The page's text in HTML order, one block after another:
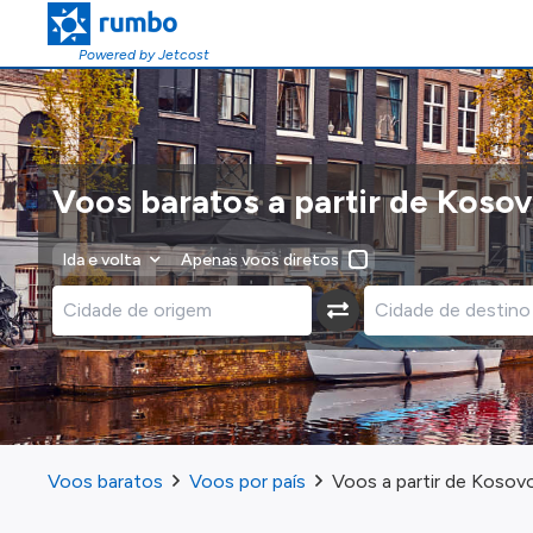
Powered by Jetcost
Voos baratos a partir de
Ida e volta Apenas voos diretos
Voos baratos Voos por país Voos a partir de